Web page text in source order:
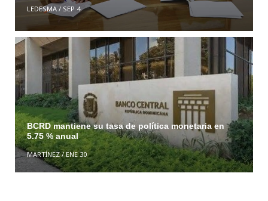
LEDESMA/ SEP 4
BCRD mantiene su tasa de política monetaria en
5.75 % anual
MARTÍNEZ/ENE 30